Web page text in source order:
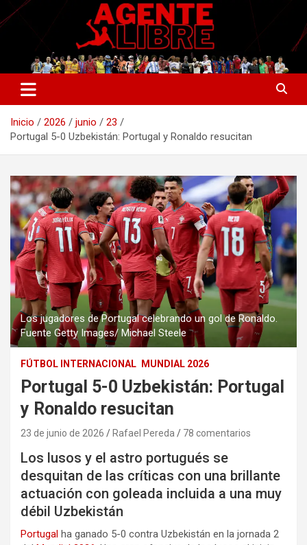
Saltar
al
Agente Libre Digital
La nueva generación del periodismo deportivo.
Inicio 2026 junio
23
Portugal 5-0 Uzbekistán: Portugal y Ronaldo resucitan
Los jugadores de Portugal celebrando un gol de Ronaldo.
Fuente Getty Images/ Michael Steele
FÚTBOL INTERNACIONAL MUNDIAL 2026
Portugal 5-0 Uzbekistán: Portugal
y Ronaldo resucitan
23 de junio de 2026 Rafael Pereda 78 comentarios
Los lusos y el astro portugués se
desquitan de las críticas con una brillante
actuación con goleada incluida a una muy
débil Uzbekistán
Portugal ha ganado 5-0 contra Uzbekistán en la jornada 2